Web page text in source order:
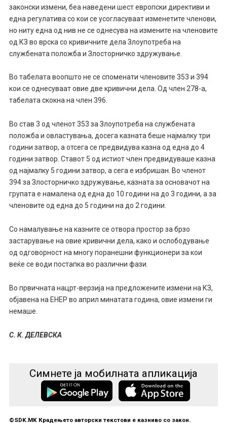
законски измени, беа наведени шест европски директиви и
една регулатива со кои се усогласуваат изменетите членови,
но ниту една од нив не се однесува на измените на членовите
од КЗ во врска со кривичните дела Злоупотреба на
службената положба и Злосторничко здружување.
Во табелата воопшто не се споменати членовите 353 и 394
кои се однесуваат овие две кривични дела. Од член 278-а,
табелата скокна на член 396.
Во став 3 од членот 353 за Злоупотреба на службената
положба и овластувања, досега казната беше најмалку три
години затвор, а отсега се предвидува казна од една до 4
години затвор. Ставот 5 од истиот член предвидуваше казна
од најмалку 5 години затвор, а сега е избришан. Во членот
394 за Злосторничко здружување, казната за основачот на
групата е намалена од една до 10 години на до 3 години, а за
членовите од една до 5 години на до 2 години.
Со намалување на казните се отвора простор за брзо
застарување на овие кривични дела, како и ослободување
од одговорност на многу поранешни функционери за кои
веќе се води постапка во различни фази.
Во првичната нацрт-верзија на предложените измени на КЗ,
објавена на ЕНЕР во април минатата година, овие измени ги
немаше.
С. К. ДЕЛЕВСКА
Симнете ја мобилната апликација
©SDK.MK Крадењето авторски текстови е казниво со закон.